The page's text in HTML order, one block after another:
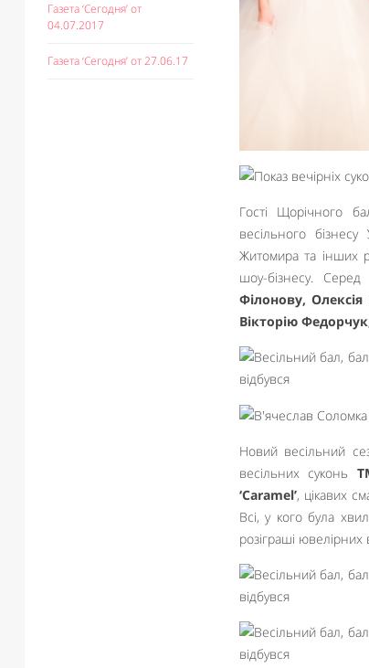
Газета ‘Сегодня’ от
04.07.2017
Газета ‘Сегодня’ от 27.06.17
Гості Щорічного
весільного
Житомира та інших
шоу-бізнесу.
Філонову,
Вікторію
Новий весільний
весільних суконь
‘Caramel’, цікавих
Всі, у кого була
розіграші ювелірних